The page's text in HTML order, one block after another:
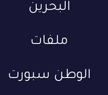
البحرين
ملفات
الوطن سبورت